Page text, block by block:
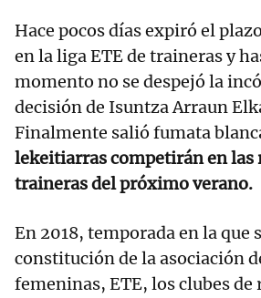
Hace pocos días expiró el
en la liga ETE de traineras y
momento no se despejó la
decisión de Isuntza Arraun
Finalmente salió fumata
lekeitiarras competirán en las
traineras del próximo verano.
En 2018, temporada en la que
constitución de la asociación
femeninas, ETE, los clubes